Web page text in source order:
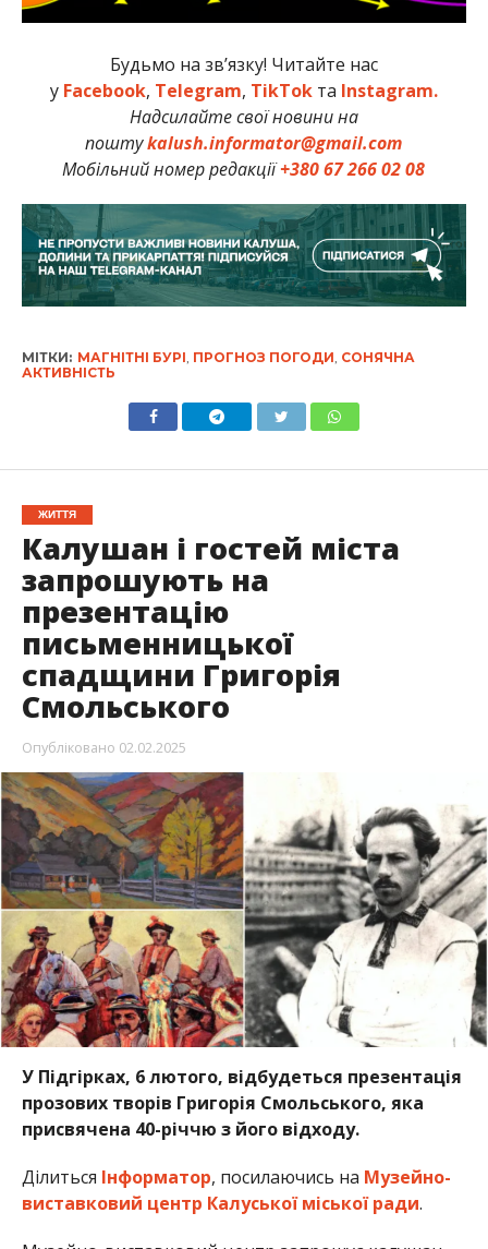
Будьмо на зв’язку! Читайте нас
у Facebook, Telegram, TikTokта Instagram.
Надсилайте свої новини на
поштуkalush.informator@gmail.com
Мобільний номер редакції+380 67 266 02 08
МІТКИ: МАГНІТНІ БУРІ ПРОГНОЗ ПОГОДИ СОНЯЧНА
АКТИВНІСТЬ
ЖИТТЯ
Калушан і гостей міста
запрошують на
презентацію
письменницької
спадщини Григорія
Смольського
Опубліковано 02.02.2025
У Підгірках, 6 лютого, відбудеться презентація
прозових творів Григорія Смольського, яка
присвячена 40-річчю з його відходу.
Ділиться Інформатор, посилаючись на Музейно-
виставковий центр Калуської міської ради.